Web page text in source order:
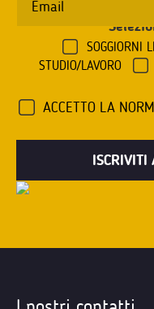
SOGGIORNI
STUDIO/LAVORO
ACCETTO LA